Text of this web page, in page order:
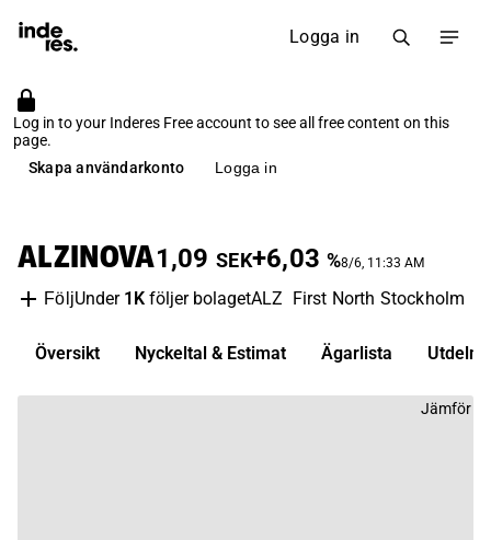
Logga in
Log in to your Inderes Free account to see all free content on this
page.
Skapa användarkonto
Logga in
ALZINOVA1,09 SEK+6,03 %8/6, 11:33 AM
FöljUnder 1K följer bolagetALZ First North Stockholm
Översikt Nyckeltal & Estimat Ägarlista
Jämför